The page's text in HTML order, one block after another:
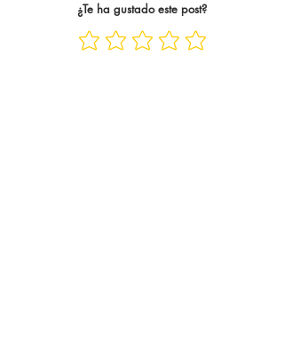
¿Te ha gustado este post?